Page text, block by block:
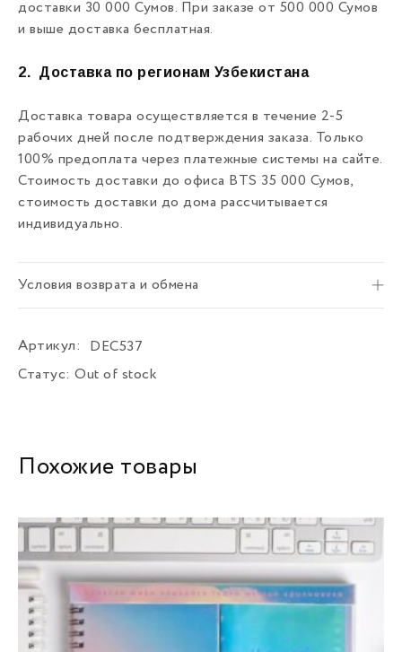
доставки 30 000 Сумов. При заказе от 500 000 Сумов
и выше доставка бесплатная.
2. Доставка по регионам Узбекистана
Доставка товара осуществляется в течение 2-5
рабочих дней после подтверждения заказа. Только
100% предоплата через платежные системы на сайте.
Стоимость доставки до офиса BTS 35 000 Сумов,
стоимость доставки до дома рассчитывается
индивидуально.
Условия возврата и обмена
Артикул:
DEC537
Статус: Out of stock
Похожие товары